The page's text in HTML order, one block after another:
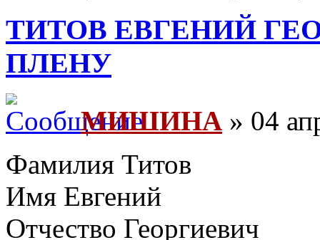
ТИТОВ ЕВГЕНИЙ
ПЛЕНУ
МИШИНА » 04
Фамилия Титов
Имя Евгений
Отчество Георгиевич